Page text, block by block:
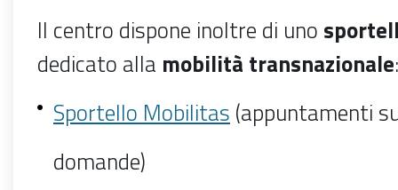
Il centro dispone inoltre di uno
dedicato alla mobilità transnazionale:
Sportello Mobilitas (appuntamenti
domande)